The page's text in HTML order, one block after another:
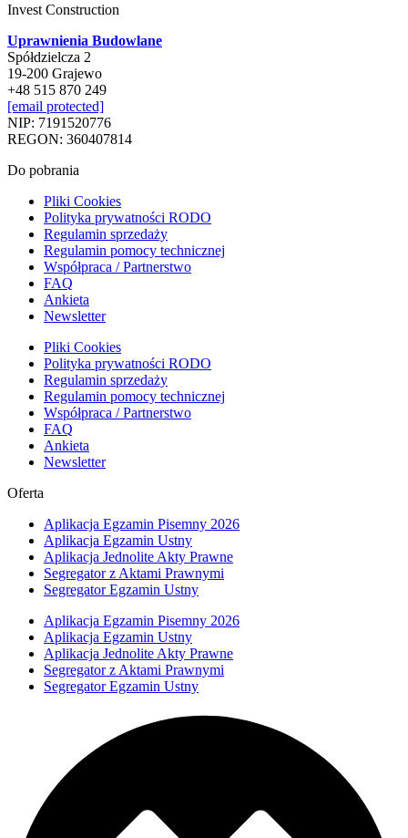
Invest Construction
Uprawnienia Budowlane
Spółdzielcza 2
19-200 Grajewo
+48 515 870 249
[email protected]
NIP: 7191520776
REGON: 360407814
Do pobrania
Pliki Cookies
Polityka prywatności RODO
Regulamin sprzedaży
Regulamin pomocy technicznej
Współpraca / Partnerstwo
FAQ
Ankieta
Newsletter
Pliki Cookies
Polityka prywatności RODO
Regulamin sprzedaży
Regulamin pomocy technicznej
Współpraca / Partnerstwo
FAQ
Ankieta
Newsletter
Oferta
Aplikacja Egzamin Pisemny 2026
Aplikacja Egzamin Ustny
Aplikacja Jednolite Akty Prawne
Segregator z Aktami Prawnymi
Segregator Egzamin Ustny
Aplikacja Egzamin Pisemny 2026
Aplikacja Egzamin Ustny
Aplikacja Jednolite Akty Prawne
Segregator z Aktami Prawnymi
Segregator Egzamin Ustny